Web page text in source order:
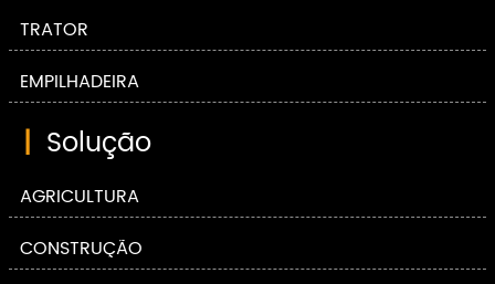
TRATOR
EMPILHADEIRA
| Solução
AGRICULTURA
CONSTRUÇÃO